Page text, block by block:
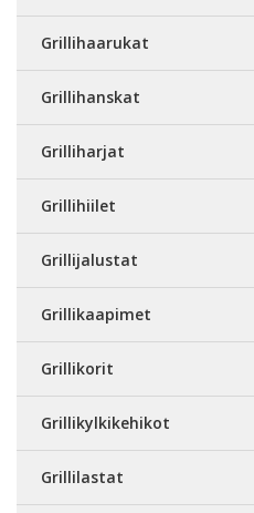
Grillihaarukat
Grillihanskat
Grilliharjat
Grillihiilet
Grillijalustat
Grillikaapimet
Grillikorit
Grillikylkikehikot
Grillilastat